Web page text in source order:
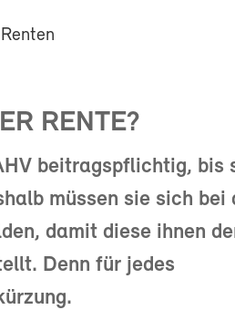
RENTE?
beitragspflichtig, bis
müssen sie sich bei
damit diese ihnen
Denn für jedes